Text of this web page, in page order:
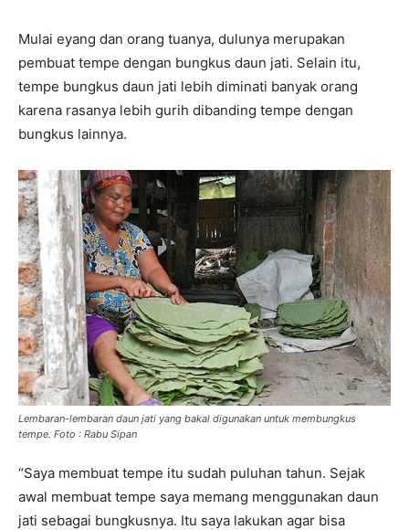
Mulai eyang dan orang tuanya, dulunya merupakan
pembuat tempe dengan bungkus daun jati. Selain itu,
tempe bungkus daun jati lebih diminati banyak orang
karena rasanya lebih gurih dibanding tempe dengan
bungkus lainnya.
Lembaran-lembaran daun jati yang bakal digunakan untuk membungkus
tempe. Foto : Rabu Sipan
“Saya membuat tempe itu sudah puluhan tahun. Sejak
awal membuat tempe saya memang menggunakan daun
jati sebagai bungkusnya. Itu saya lakukan agar bisa